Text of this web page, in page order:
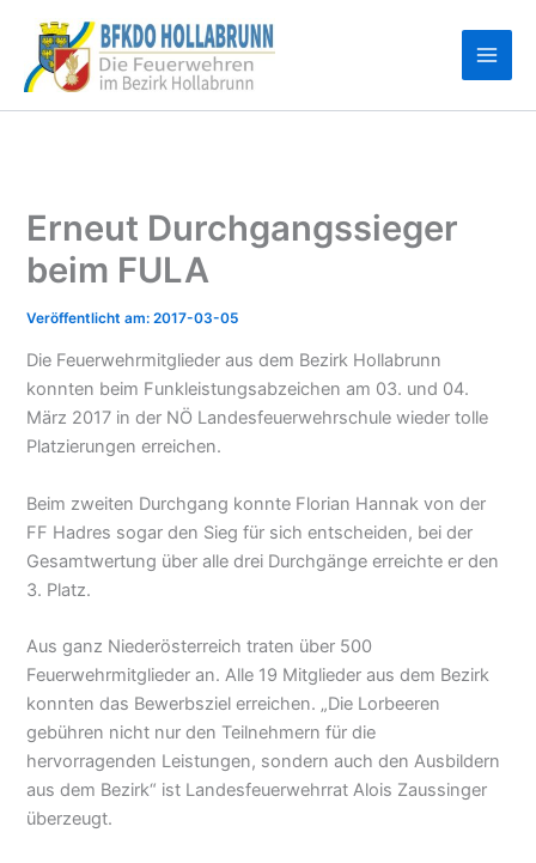
Inhalt
springen
Erneut Durchgangssieger
beim FULA
2017-03-05
Die Feuerwehrmitglieder aus dem Bezirk Hollabrunn
konnten beim Funkleistungsabzeichen am 03. und 04.
März 2017 in der NÖ Landesfeuerwehrschule wieder tolle
Platzierungen erreichen.
Beim zweiten Durchgang konnte Florian Hannak von der
FF Hadres sogar den Sieg für sich entscheiden, bei der
Gesamtwertung über alle drei Durchgänge erreichte er den
3. Platz.
Aus ganz Niederösterreich traten über 500
Feuerwehrmitglieder an. Alle 19 Mitglieder aus dem Bezirk
konnten das Bewerbsziel erreichen. „Die Lorbeeren
gebühren nicht nur den Teilnehmern für die
hervorragenden Leistungen, sondern auch den Ausbildern
aus dem Bezirk“ ist Landesfeuerwehrrat Alois Zaussinger
überzeugt.